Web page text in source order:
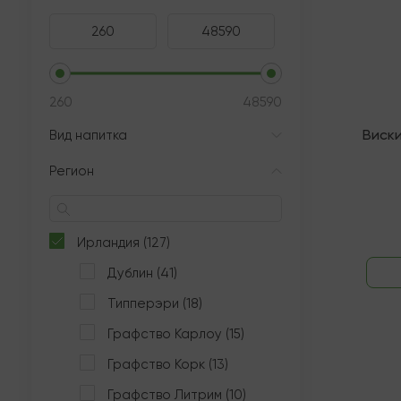
260 48590
Вид напитка
Регион
Ирландия (127)
Дублин (41)
Типперэри (18)
Графство Карлоу (15)
Графство Корк (13)
Графство Литрим (10)